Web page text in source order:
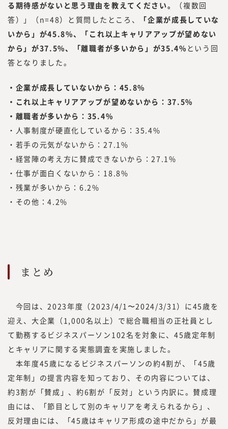
る期待感がないと思う理由を教えてください。
（複数回
答）」（n=48）と質問したところ、
「企業が成長していな
いから」が45.8%、「これ以上キャリアアップが望めない
から」が37.5%、「離職者が多いから」が35.4% という回
答となりました。
・企業が成長していないから：45.8%
・これ以上キャリアアップが望めないから：37.5%
・離職者が多いから：35.4%
・人事制度が硬直化しているから：35.4%
・若手の元気がないから：27.1%
・経営陣の考え方に賛成できないから：27.1%
・仕事が面白くないから：18.8%
・残業が多いから：6.2%
・その他：4.2%
まとめ
今回は、2023年度（2023/4/1〜2024/3/31）に45歳を
迎え、大企業（1,000名以上）で総合職相当の正社員とし
て勤務するビジネスパーソン102名を対象に、45歳定年制
とキャリアに関する実態調査を実施しました。
本年度45歳になるビジネスパーソンの約4割が、「45歳
定年制」の提言内容を知っており、その内容については、
約3割が「賛成」、約6割が「反対」という内訳に。賛成理
由には、「節目として別のキャリアを考えられるから」、
反対理由には、「45歳はキャリア形成の途中だから」が最